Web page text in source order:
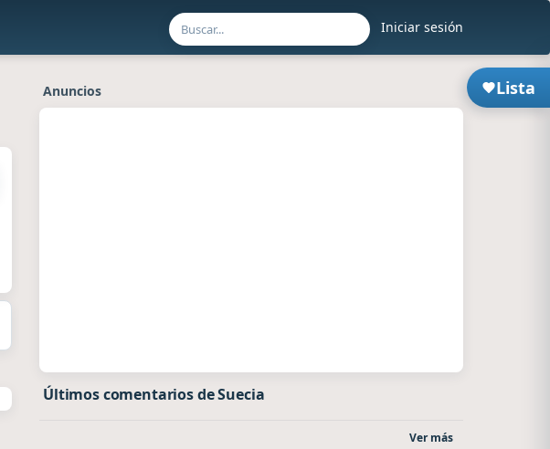
Iniciar sesión
Lista
Anuncios
Últimos comentarios de Suecia
Ver más